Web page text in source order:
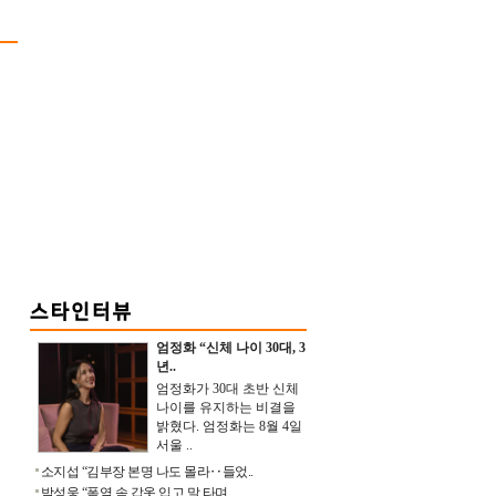
엄정화 “신체 나이 30대, 3
년..
엄정화가 30대 초반 신체
나이를 유지하는 비결을
밝혔다. 엄정화는 8월 4일
서울 ..
소지섭 “김부장 본명 나도 몰라‥들었..
박성웅 “폭염 속 갑옷 입고 말 타며 ..